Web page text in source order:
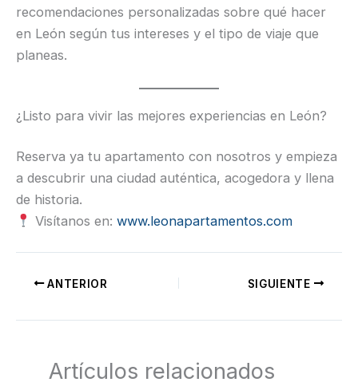
recomendaciones personalizadas sobre qué hacer
en León según tus intereses y el tipo de viaje que
planeas.
¿Listo para vivir las mejores experiencias en León?
Reserva ya tu apartamento con nosotros y empieza
a descubrir una ciudad auténtica, acogedora y llena
de historia.
Visítanos en: www.leonapartamentos.com
ANTERIOR SIGUIENTE
Artículos relacionados